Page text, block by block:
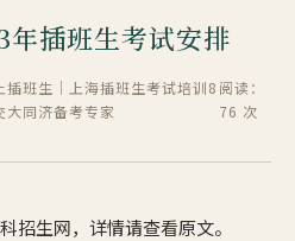
插班生考试安排
插班生｜上海插班生考试培训8
大同济备考专家
阅读：
76 次
招生网，详情请查看原文。